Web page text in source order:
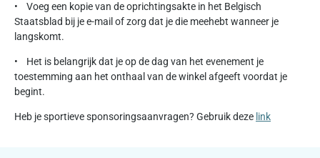
• Voeg een kopie van de oprichtingsakte in het Belgisch
Staatsblad bij je e-mail of zorg dat je die meehebt wanneer je
langskomt.
• Het is belangrijk dat je op de dag van het evenement je
toestemming aan het onthaal van de winkel afgeeft voordat je
begint.
Heb je sportieve sponsoringsaanvragen? Gebruik deze link